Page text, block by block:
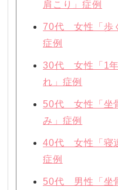
肩こり」症例
70代 女性「歩
症例
30代 女性「1年
れ」症例
50代 女性「坐
み」症例
40代 女性「寝
症例
50代 男性「坐